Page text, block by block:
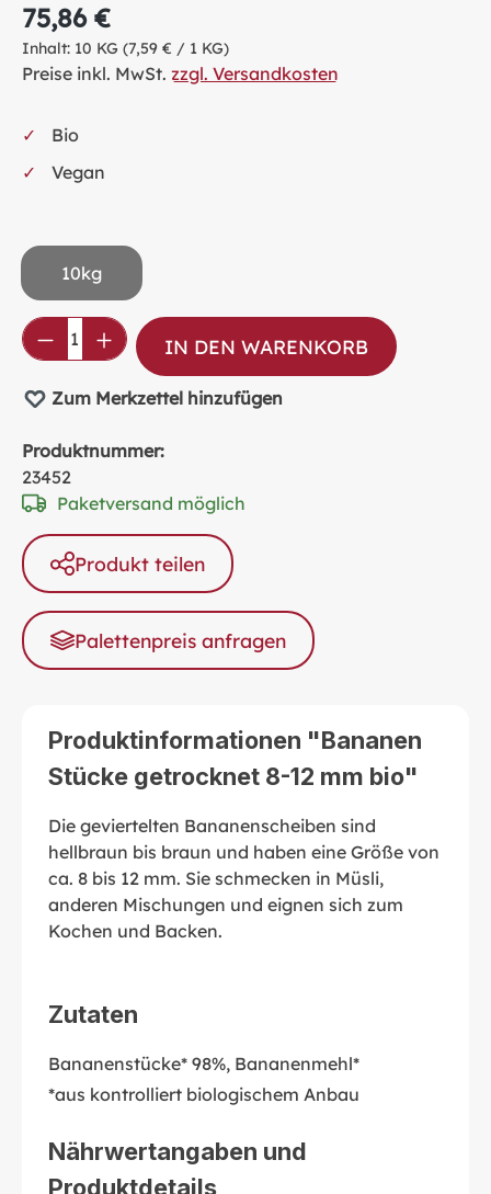
75,86 €
Inhalt: 10 KG (7,59 € / 1 KG)
Preise inkl. MwSt. zzgl. Versandkosten
Bio
Vegan
10kg
Produkt Anzahl: Gib den gewünschten
IN DEN WARENKORB
Zum Merkzettel hinzufügen
Produktnummer:
23452
Paketversand möglich
Produkt teilen
Palettenpreis anfragen
Produktinformationen "Bananen
Stücke getrocknet 8-12 mm bio"
Die geviertelten Bananenscheiben sind
hellbraun bis braun und haben eine Größe von
ca. 8 bis 12 mm. Sie schmecken in Müsli,
anderen Mischungen und eignen sich zum
Kochen und Backen.
Zutaten
Bananenstücke* 98%, Bananenmehl*
*aus kontrolliert biologischem Anbau
Nährwertangaben und
Produktdetails